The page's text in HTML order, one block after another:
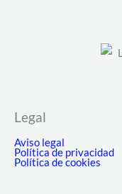
Legal
Aviso legal
Política de privacidad
Política de cookies